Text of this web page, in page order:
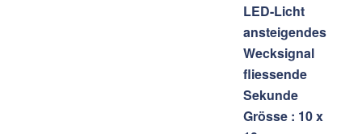
LED-Licht
ansteigendes
Wecksignal
fliessende
Sekunde
Grösse : 10 x